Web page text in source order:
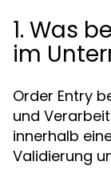
1. Was
im
Order Entry
und
innerhalb
Validierung